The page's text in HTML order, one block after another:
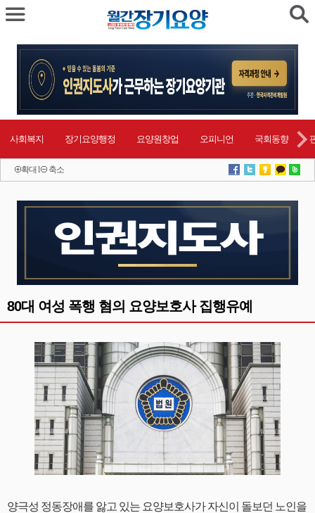
사회복지 장기요양행정 요양원창업 오피니언 국회동향
확대 l 축소
80대 여성 폭행 혐의 요양보호사 집행유예
양극성 정동장애를 앓고 있는 요양보호사가 자신이 돌보던 노인을